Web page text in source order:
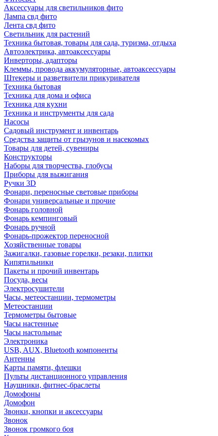
Аксессуары для светильников фито
Лампа свд фито
Лента свд фито
Светильник для растений
Техника бытовая, товары для сада, туризма, отдыха
Автоэлектрика, автоаксессуары
Инверторы, адапторы
Клеммы, провода аккумуляторные, автоаксессуары
Штекеры и разветвители прикуривателя
Техника бытовая
Техника для дома и офиса
Техника для кухни
Техника и инструменты для сада
Насосы
Садовый инструмент и инвентарь
Средства защиты от грызунов и насекомых
Товары для детей, сувениры
Конструкторы
Наборы для творчества, глобусы
Приборы для выжигания
Ручки 3D
Фонари, переносные световые приборы
Фонари универсальные и прочие
Фонарь головной
Фонарь кемпинговый
Фонарь ручной
Фонарь-прожектор переносной
Хозяйственные товары
Зажигалки, газовые горелки, резаки, плитки
Кипятильники
Пакеты и прочий инвентарь
Посуда, весы
Электросушители
Часы, метеостанции, термометры
Метеостанции
Термометры бытовые
Часы настенные
Часы настольные
Электроника
USB, AUX, Bluetooth компоненты
Антенны
Карты памяти, флешки
Пульты дистанционного управления
Наушники, фитнес-браслеты
Домофоны
Домофон
Звонки, кнопки и аксессуары
Звонок
Звонок громкого боя